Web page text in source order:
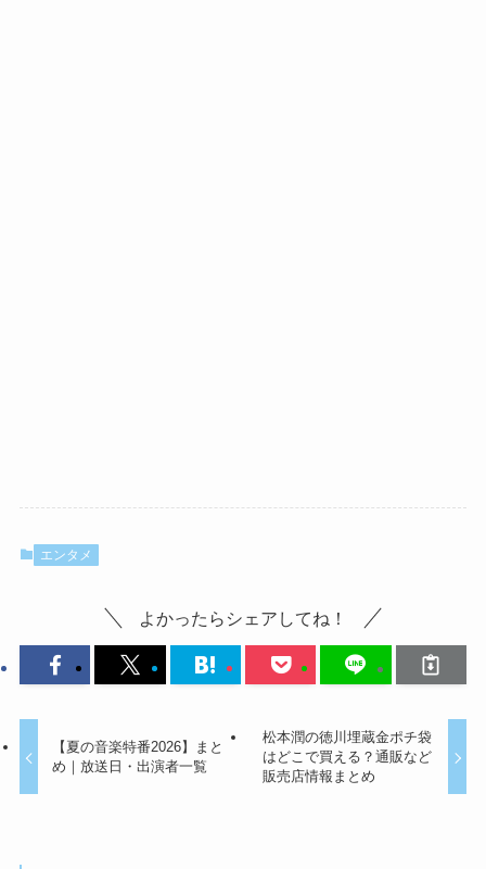
エンタメ
よかったらシェアしてね！
【夏の音楽特番2026】まと
め｜放送日・出演者一覧
松本潤の徳川埋蔵金ポチ袋
はどこで買える？通販など
販売店情報まとめ